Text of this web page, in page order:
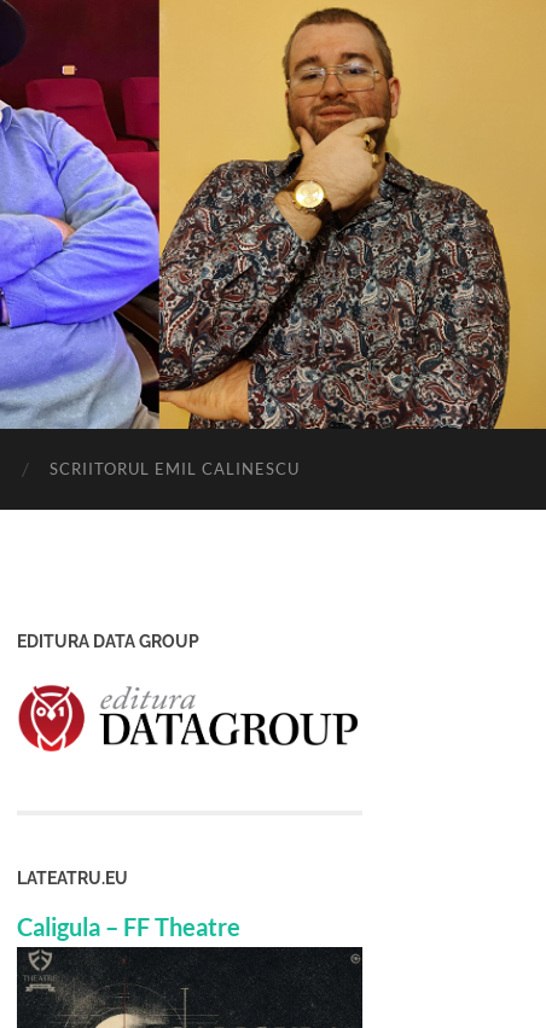
SCRIITORUL EMIL CALINESCU
EDITURA DATA GROUP
LATEATRU.EU
Caligula – FF Theatre